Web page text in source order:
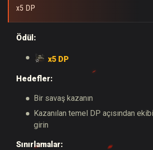
x5 DP
Ödül:
x5 DP
Hedefler:
Bir savaş kazanın
Kazanılan temel DP açısından
girin
Sınırlamalar: